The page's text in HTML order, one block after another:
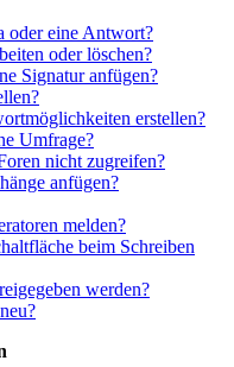
oder eine Antwort?
oder löschen?
Signatur anfügen?
erstellen?
Umfrage?
nicht zugreifen?
anfügen?
melden?
beim Schreiben
werden?